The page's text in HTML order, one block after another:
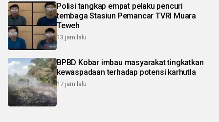
Polisi tangkap empat pelaku pencuri
tembaga Stasiun Pemancar TVRI Muara
Teweh
13 jam lalu
BPBD Kobar imbau masyarakat tingkatkan
kewaspadaan terhadap potensi karhutla
17 jam lalu